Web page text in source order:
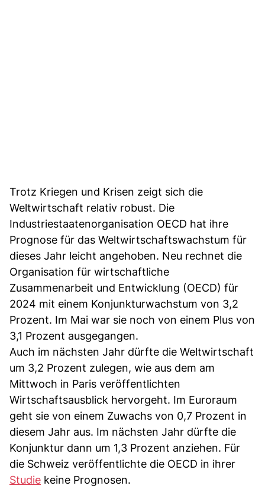
Trotz Kriegen und Krisen zeigt sich die
Weltwirtschaft relativ robust. Die
Industriestaatenorganisation OECD hat ihre
Prognose für das Weltwirtschaftswachstum für
dieses Jahr leicht angehoben. Neu rechnet die
Organisation für wirtschaftliche
Zusammenarbeit und Entwicklung (OECD) für
2024 mit einem Konjunkturwachstum von 3,2
Prozent. Im Mai war sie noch von einem Plus von
3,1 Prozent ausgegangen.
Auch im nächsten Jahr dürfte die Weltwirtschaft
um 3,2 Prozent zulegen, wie aus dem am
Mittwoch in Paris veröffentlichten
Wirtschaftsausblick hervorgeht. Im Euroraum
geht sie von einem Zuwachs von 0,7 Prozent in
diesem Jahr aus. Im nächsten Jahr dürfte die
Konjunktur dann um 1,3 Prozent anziehen. Für
die Schweiz veröffentlichte die OECD in ihrer
Studie keine Prognosen.